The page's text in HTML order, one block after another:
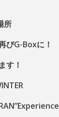
所
びG-Boxに！
す！